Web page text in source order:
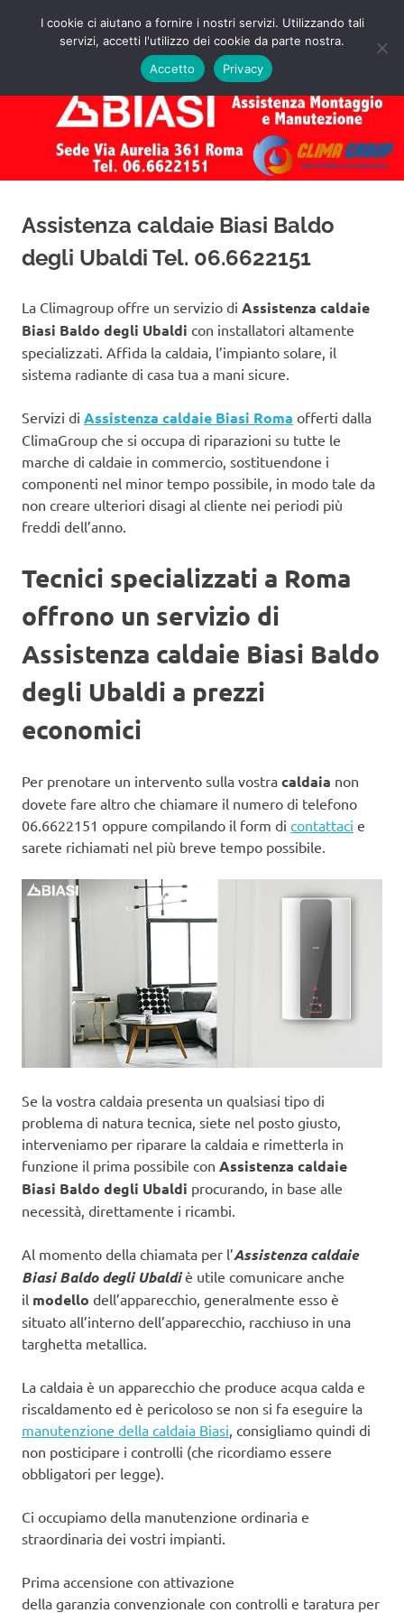
Assistenza
Caldaie
Biasi
Roma
Preventivo!
MENU
Assistenza caldaie Biasi Baldo
degli Ubaldi Tel. 06.6622151
La Climagroup offre un servizio di Assistenza caldaie
Biasi Baldo degli Ubaldi con installatori altamente
specializzati. Affida la caldaia, l’impianto solare, il
sistema radiante di casa tua a mani sicure.
Servizi di Assistenza caldaie Biasi Roma offerti dalla
ClimaGroup che si occupa di riparazioni su tutte le
marche di caldaie in commercio, sostituendone i
componenti nel minor tempo possibile, in modo tale da
non creare ulteriori disagi al cliente nei periodi più
freddi dell’anno.
Tecnici specializzati a Roma
offrono un servizio di
Assistenza caldaie Biasi Baldo
degli Ubaldi a prezzi
economici
Per prenotare un intervento sulla vostra caldaia non
dovete fare altro che chiamare il numero di telefono
06.6622151 oppure compilando il form di contattaci e
sarete richiamati nel più breve tempo possibile.
Se la vostra caldaia presenta un qualsiasi tipo di
problema di natura tecnica, siete nel posto giusto,
interveniamo per riparare la caldaia e rimetterla in
funzione il prima possibile con Assistenza caldaie
Biasi Baldo degli Ubaldi procurando, in base alle
necessità, direttamente i ricambi.
Al momento della chiamata per l’Assistenza caldaie
Biasi Baldo degli Ubaldiè utile comunicare anche
il modello dell’apparecchio, generalmente esso è
situato all’interno dell’apparecchio, racchiuso in una
targhetta metallica.
La caldaia è un apparecchio che produce acqua calda e
riscaldamento ed è pericoloso se non si fa eseguire la
manutenzione della caldaia Biasi , consigliamo quindi di
non posticipare i controlli (che ricordiamo essere
obbligatori per legge).
Ci occupiamo della manutenzione ordinaria e
straordinaria dei vostri impianti.
Prima accensione con attivazione
della garanzia convenzionale con controlli e taratura per
I cookie ci aiutano a fornire i nostri servizi. Utilizzando tali
servizi, accetti l'utilizzo dei cookie da parte nostra.
Accetto
Privacy